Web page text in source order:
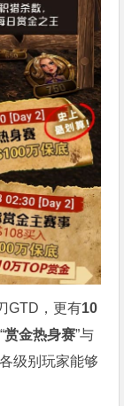
GTD，更有10
赏金热身赛”与
级别玩家能够